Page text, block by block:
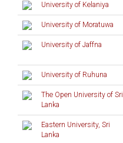
University of Kelaniya
University of Moratuwa
University of Jaffna
University of Ruhuna
The Open University of Sri
Lanka
Eastern University, Sri
Lanka